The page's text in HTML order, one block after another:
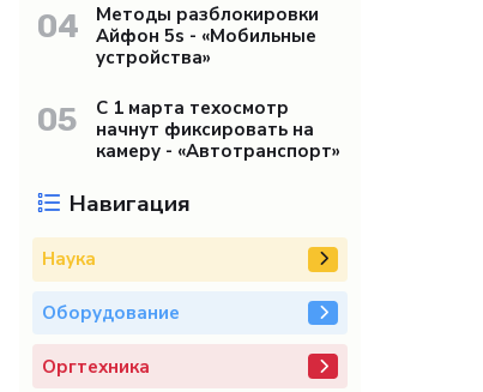
04
Методы разблокировки
Айфон 5s - «Мобильные
устройства»
05
С 1 марта техосмотр
начнут фиксировать на
камеру - «Автотранспорт»
Навигация
Наука
Оборудование
Оргтехника